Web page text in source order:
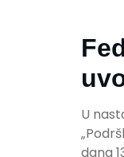
U
dana